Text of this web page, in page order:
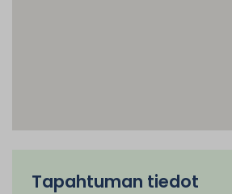
Tapahtuman tiedot